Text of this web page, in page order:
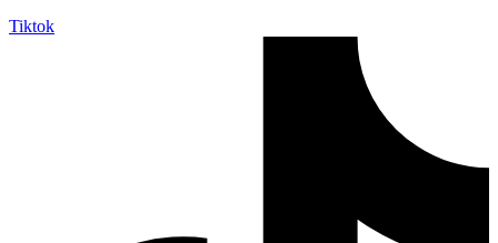
Tiktok